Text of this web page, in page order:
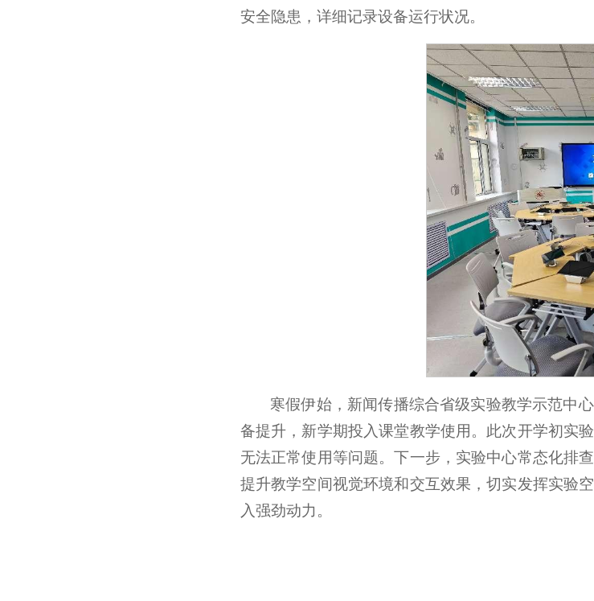
安全隐患，详细记录设备运行状况。
寒假伊始，新闻传播综合省级实验教学示范中
备提升，新学期投入课堂教学使用。此次开学初实
无法正常使用等问题。下一步，实验中心常态化排
提升教学空间视觉环境和交互效果，切实发挥实验
入强劲动力。